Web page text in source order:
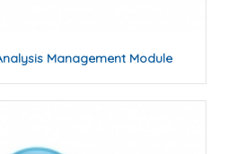
Management Module